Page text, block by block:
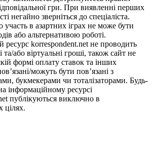
гри. При виявленні перших
негайно зверніться до спеціаліста.
в азартних іграх не може бути
або альтернативою роботі.
ресурс korrespondent.net не проводить
та/або віртуальні гроші, також сайт не
формі оплату ставок та інших
можуть бути пов’язані з
букмекерами чи тоталізаторами. Будь-
інформаційному ресурсі
публікуються виключно в
цілях.